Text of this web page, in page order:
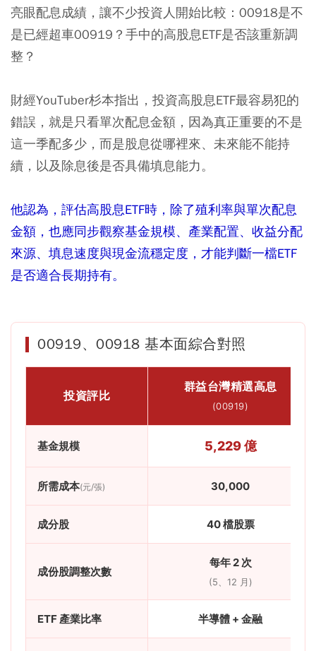
亮眼配息成績，讓不少投資人開始比較：00918是不
是已經超車00919？手中的高股息ETF是否該重新調
整？
財經YouTuber杉本指出，投資高股息ETF最容易犯的
錯誤，就是只看單次配息金額，因為真正重要的不是
這一季配多少，而是股息從哪裡來、未來能不能持
續，以及除息後是否具備填息能力。
他認為，評估高股息ETF時，除了殖利率與單次配息
金額，也應同步觀察基金規模、產業配置、收益分配
來源、填息速度與現金流穩定度，才能判斷一檔ETF
是否適合長期持有。
00919、00918 基本面綜合對照
投資評比
群益台灣精選高息
(00919)
基金規模 5,229 億
所需成本(元/張) 30,000
成分股 40 檔股票
成份股調整次數
每年 2 次
(5、12 月)
ETF 產業比率 半導體 + 金融